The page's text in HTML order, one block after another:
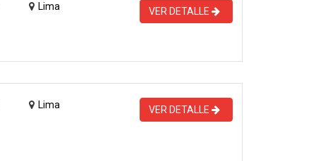
Lima VER DETALLE
Lima VER DETALLE